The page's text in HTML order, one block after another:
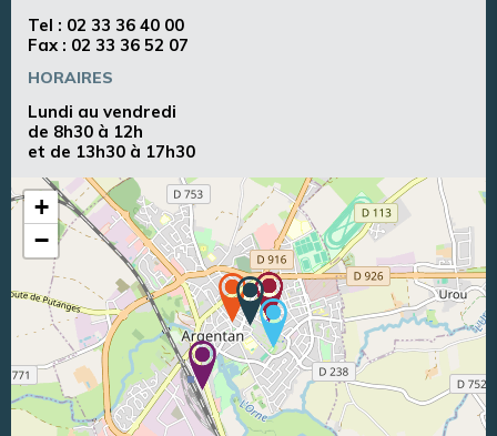
Tel : 02 33 36 40 00
Fax : 02 33 36 52 07
HORAIRES
Lundi au vendredi
de 8h30 à 12h
et de 13h30 à 17h30
+
−